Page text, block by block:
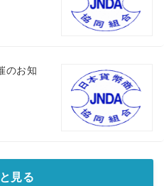
のお知
見る